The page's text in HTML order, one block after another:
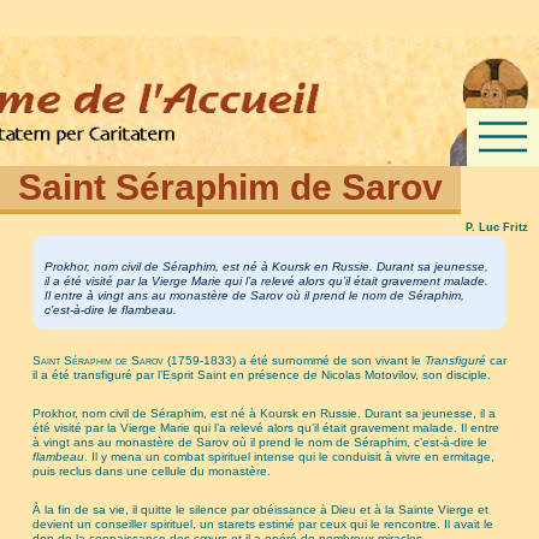
Saint Séraphim de Sarov
Par P. Luc Fritz
Prokhor, nom civil de Séraphim, est né à Koursk en Russie. Durant sa jeunesse,
il a été visité par la Vierge Marie qui l’a relevé alors qu’il était gravement malade.
Il entre à vingt ans au monastère de Sarov où il prend le nom de Séraphim,
c’est-à-dire le flambeau.
Saint Séraphim de Sarov(1759-1833) a été surnommé de son vivant le Transfigurécar
il a été transfiguré par l’Esprit Saint en présence de Nicolas Motovilov, son disciple.
Prokhor, nom civil de Séraphim, est né à Koursk en Russie. Durant sa jeunesse, il a
été visité par la Vierge Marie qui l’a relevé alors qu’il était gravement malade. Il entre
à vingt ans au monastère de Sarov où il prend le nom de Séraphim, c’est-à-dire le
flambeau. Il y mena un combat spirituel intense qui le conduisit à vivre en ermitage,
puis reclus dans une cellule du monastère.
À la fin de sa vie, il quitte le silence par obéissance à Dieu et à la Sainte Vierge et
devient un conseiller spirituel, un starets estimé par ceux qui le rencontre. Il avait le